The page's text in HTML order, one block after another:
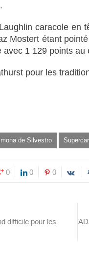
caracole en
Mostert étant
1 129 points au
pour les
de Silvestro
0 0 0
difficile pour les